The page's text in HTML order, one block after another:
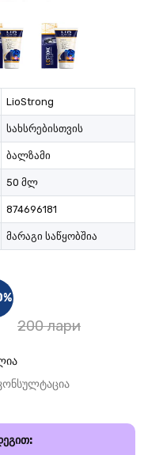
LioStrong
სახსრებისთვის
ბალზამი
50 მლ
874696181
მარაგი საწყობშია
200 лари